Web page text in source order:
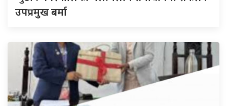
उपप्रमुख बर्मा